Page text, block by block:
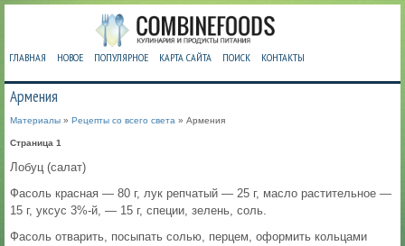
ГЛАВНАЯ НОВОЕ ПОПУЛЯРНОЕ КАРТА САЙТА ПОИСК КОНТАКТЫ
Армения
Материалы » Рецепты со всего света » Армения
Страница 1
Лобуц (салат)
Фасоль красная — 80 г, лук репчатый — 25 г, масло растительное —
15 г, уксус 3%-й, — 15 г, специи, зелень, соль.
Фасоль отварить, посыпать солью, перцем, оформить кольцами